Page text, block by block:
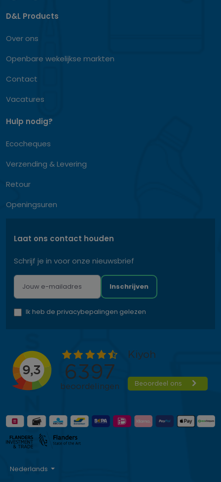
D&L Products
Over ons
Openbare wekelijkse markten
Contact
Vacatures
Hulp nodig?
Ecocheques
Verzending & Levering
Retour
Openingsuren
Laat ons contact houden
Schrijf je in voor onze nieuwsbrief
Inschrijven
Ik heb de privacybepalingen gelezen
Nederlands